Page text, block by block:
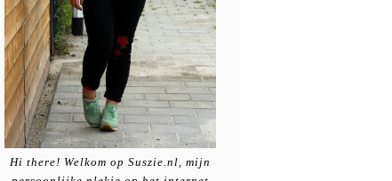
Hi there! Welkom op Suszie.nl, mijn